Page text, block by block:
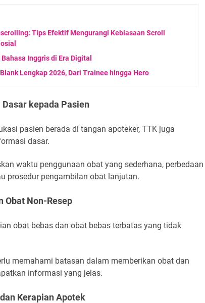
Tips Efektif Mengurangi Kebiasaan Scroll
Inggris di Era Digital
Lengkap 2026, Dari Trainee hingga Hero
kepada Pasien
pasien berada di tangan apoteker, TTK juga
dasar.
waktu penggunaan obat yang sederhana, perbedaan
prosedur pengambilan obat lanjutan.
Obat Non-Resep
obat bebas dan obat bebas terbatas yang tidak
memahami batasan dalam memberikan obat dan
informasi yang jelas.
Kerapian Apotek